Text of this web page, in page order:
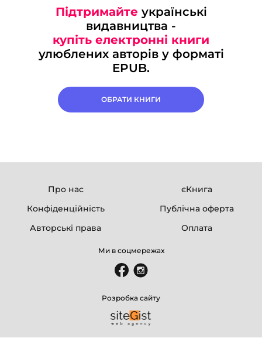
Підтримайте українські
видавництва -
купіть електронні книги
улюблених авторів у форматі
EPUB.
ОБРАТИ КНИГИ
Про нас
єКнига
Конфіденційність
Публічна оферта
Авторські права
Оплата
Ми в соцмережах
Розробка сайту